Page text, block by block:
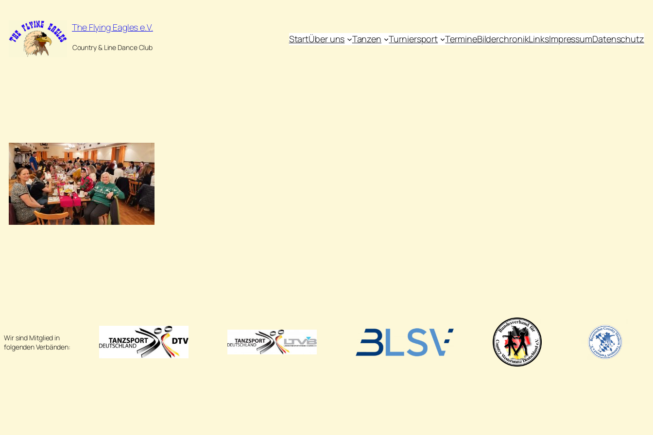
Inhalt
springen
The Flying Eagles e.V.
Country & Line Dance Club
StartÜber uns Tanzen Turniersport TermineBilderchronikLinksImpressumDatenschutz
Wir sind Mitglied in
folgenden Verbänden: